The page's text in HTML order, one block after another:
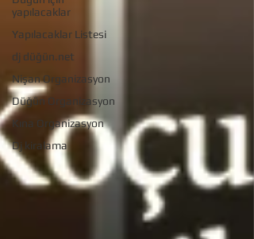
yapılacaklar
Yapılacaklar Listesi
dj düğün.net
Nişan Organizasyon
Düğün Organizasyon
Kına Organizasyon
Dj kiralama